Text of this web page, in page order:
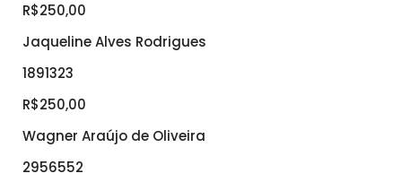
R$250,00
Jaqueline Alves Rodrigues
1891323
R$250,00
Wagner Araújo de Oliveira
2956552